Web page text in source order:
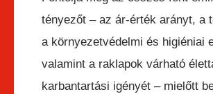
tényezőt – az ár-érték arányt, a
a környezetvédelmi és higiéniai
valamint a raklapok várható
karbantartási igényét – mielőtt